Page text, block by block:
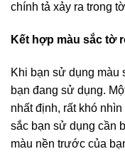
chính tả xảy ra trong
Kết hợp màu sắc tờ
Khi bạn sử dụng màu
bạn đang sử dụng.
nhất định, rất khó
sắc bạn sử dụng cần
màu nền trước của